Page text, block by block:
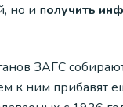
но и получить
ЗАГС
к ним прибавят